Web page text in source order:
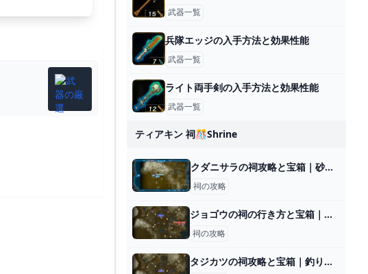
武器一覧
兵隊エッジの入手方法と効果性能
武器一覧
ライト両手剣の入手方法と効果性能
武器一覧
ティアキン 祠🎊shrine
クダニサラの祠攻略と宝箱｜砂上の橋梁
祠の攻略
ジョゴウの祠の行き方と宝箱｜ラウルの祝福
祠の攻略
タジカツの祠攻略と宝箱｜釣り合うかたち